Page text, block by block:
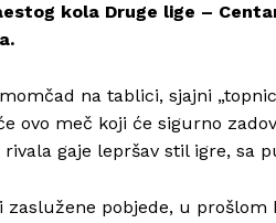
kola Druge lige –
na tablici, sjajni
ovo meč koji će sigurno
gaje lepršav stil igre, sa
zaslužene pobjede, u